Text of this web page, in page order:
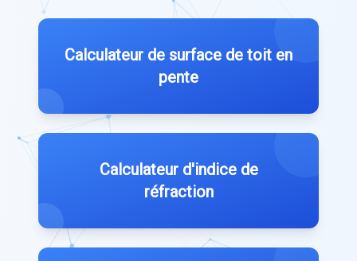
Calculateur de surface de toit en
pente
Calculateur d'indice de
réfraction